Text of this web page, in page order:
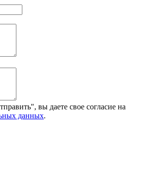
вы даете свое согласие на
данных.